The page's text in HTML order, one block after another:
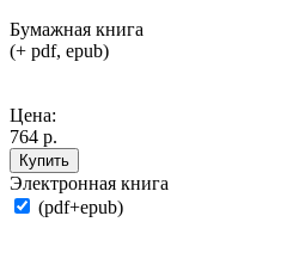
Бумажная книга
(+ pdf, epub)
Цена:
764 р.
Купить
Электронная книга
(pdf+epub)